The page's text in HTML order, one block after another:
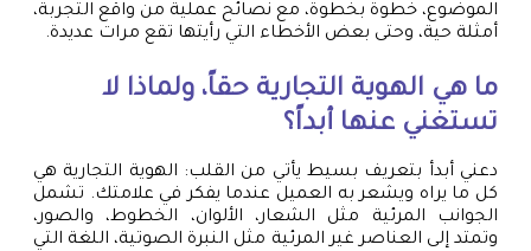
الموضوع، خطوة بخطوة، مع نصائح عملية من واقع التجربة،
أمثلة حية، وحتى بعض الأخطاء التي رأيتها تقع مرات عديدة.
ما هي الهوية التجارية حقاً، ولماذا لا
تستغني عنها أبداً؟
دعني أبدأ بتعريف بسيط يأتي من القلب: الهوية التجارية هي
كل ما يراه ويشعر به العميل عندما يفكر في علامتك. تشمل
الجوانب المرئية مثل الشعار، الألوان، الخطوط، والصور،
وتمتد إلى العناصر غير المرئية مثل النبرة الصوتية، اللغة التي